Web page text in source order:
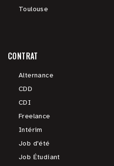
Toulouse
CONTRAT
Alternance
CDD
CDI
Freelance
Intérim
Job d'été
Job Étudiant